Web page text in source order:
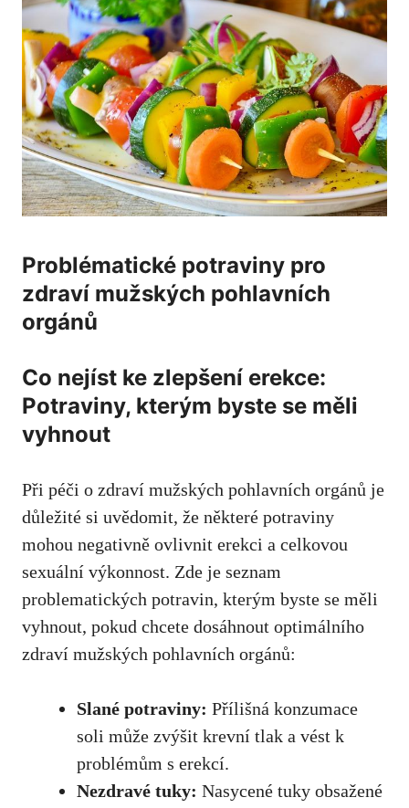
Problématické potraviny pro
zdraví mužských pohlavních
orgánů
Co nejíst ke zlepšení erekce:
Potraviny, kterým byste se měli
vyhnout
Při péči o zdraví mužských pohlavních orgánů je
důležité si uvědomit, že některé potraviny
mohou negativně ovlivnit erekci a celkovou
sexuální výkonnost. Zde je seznam
problematických potravin, kterým byste se měli
vyhnout, pokud chcete dosáhnout optimálního
zdraví mužských pohlavních orgánů:
Slané potraviny: Přílišná konzumace
soli může zvýšit krevní tlak a vést k
problémům s erekcí.
Nezdravé tuky: Nasycené tuky obsažené